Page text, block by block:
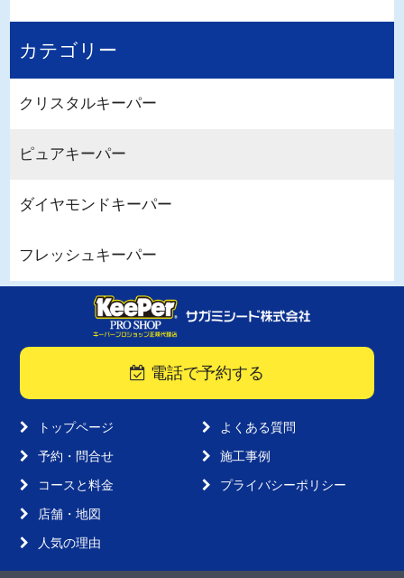
カテゴリー
クリスタルキーパー
ピュアキーパー
ダイヤモンドキーパー
フレッシュキーパー
電話で予約する
トップページ
予約・問合せ
コースと料金
店舗・地図
人気の理由
よくある質問
施工事例
プライバシーポリシー